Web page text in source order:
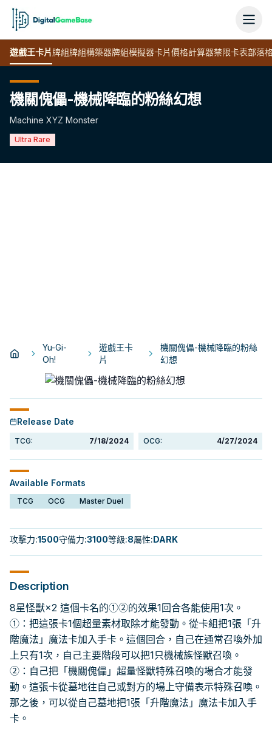
遊戲王卡片牌組牌組構築器牌組模擬器卡片價格計算器禁限卡表部落
機關傀儡-機械降臨的粉絲幻想
Machine XYZ Monster
Ultra Rare
Yu-Gi-
Oh!
遊戲王卡
片
機關傀儡-機械降臨的粉絲
幻想
Release Date
TCG: 7/18/2024 OCG: 4/27/2024
Available Formats
TCG OCG Master Duel
攻擊力:1500守備力:3100等級:8屬性:DARK
Description
8星怪獸×2 這個卡名的①②的效果1回合各能使用1次。
①：把這張卡1個超量素材取除才能發動。從卡組把1張「升
階魔法」魔法卡加入手卡。這個回合，自己在通常召喚外加
上只有1次，自己主要階段可以把1只機械族怪獸召喚。
②：自己把「機關傀儡」超量怪獸特殊召喚的場合才能發
動。這張卡從墓地往自己或對方的場上守備表示特殊召喚。
那之後，可以從自己墓地把1張「升階魔法」魔法卡加入手
卡。